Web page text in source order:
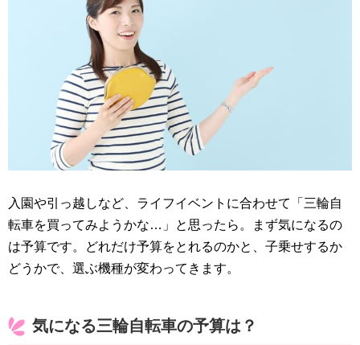
入園や引っ越しなど、ライフイベントに合わせて「三輪自
転車を買ってみようかな…」と思ったら。まず気になるの
は予算です。どれだけ予算をとれるのかと、子乗せするか
どうかで、選ぶ機種が変わってきます。
気になる三輪自転車の予算は？